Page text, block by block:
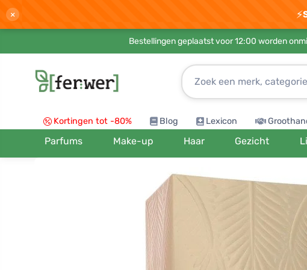
× ⚡
Bestellingen geplaatst voor 12:00 worden
Kortingen tot -80% Blog Lexicon
Parfums Make-up Haar Gezicht